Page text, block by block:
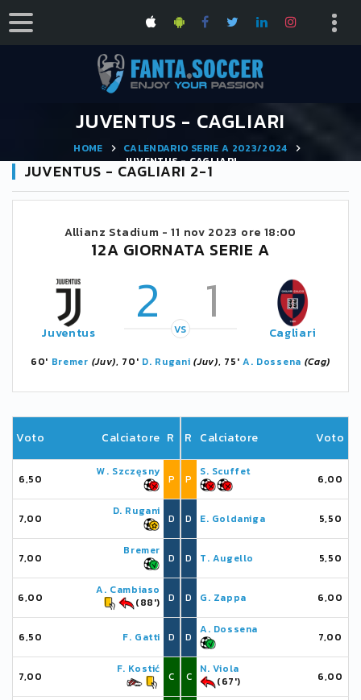
JUVENTUS - CAGLIARI
HOME
CALENDARIO SERIE A 2023/2024
JUVENTUS - CAGLIARI
JUVENTUS - CAGLIARI 2-1
Allianz Stadium -11 nov 2023 ore 18:00
12A GIORNATA SERIE A
Juventus 2 1
VS Cagliari
60' Bremer (Juv), 70' D. Rugani (Juv), 75' A. Dossena (Cag)
Voto Calciatore R
6,50
W. Szczęsny
P
7,00
D. Rugani
D
7,00
Bremer
D
6,00
A. Cambiaso
(88')
D
6,50 F. Gatti D
7,00
F. Kostić
C
R Calciatore Voto
P
S. Scuffet
6,00
D E. Goldaniga 5,50
D T. Augello 5,50
D G. Zappa 6,00
D
A. Dossena
7,00
C
N. Viola
(67')
6,00